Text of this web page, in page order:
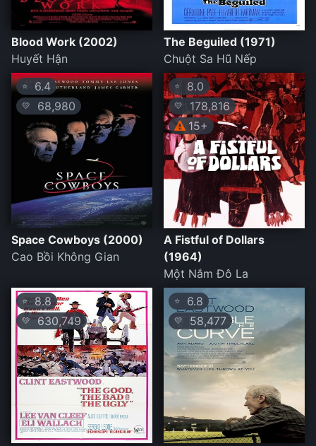
Blood Work (2002)
Huyết Hận
The Beguiled (1971)
Chuột Sa Hũ Nếp
⭐ 6.4
💛 68,980
Space Cowboys (2000)
Cao Bồi Không Gian
⭐ 8.0
💛
178,816
15+
A Fistful of Dollars
(1964)
Một Nắm Đô La
⭐8.8
💛630,749
⭐ 6.8
💛 58,477